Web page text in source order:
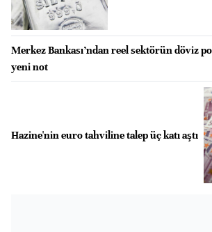
Merkez Bankası’ndan reel sektörün döviz
yeni not
Hazine'nin euro tahviline talep üç katı aştı